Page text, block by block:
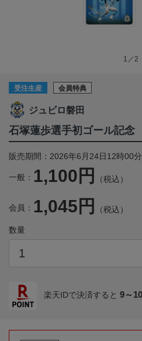
1／2
受注生産 会員特典
ジュビロ磐田
石塚蓮歩選手初ゴール記
販売期間：2026年6月24日12時00
一般： 1,100円 （税込）
会員： 1,045円 （税込）
数量
楽天IDで決済すると 9～10